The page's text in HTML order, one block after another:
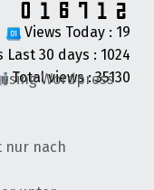
Wordpress
nur nach
Views Today : 19
Last 30 days : 1024
Total views : 35130